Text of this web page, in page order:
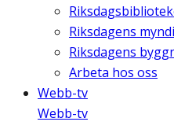
Riksdagens
Riksdagens
Arbeta hos oss
Webb-tv
Webb-tv